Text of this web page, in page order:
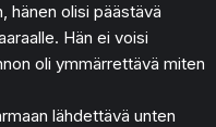
hänen olisi päästävä
Hän ei voisi
oli ymmärrettävä miten
lähdettävä unten